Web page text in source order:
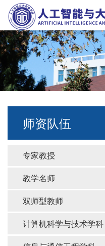
师资队伍
专家教授
教学名师
双师型教师
计算机科学与技术学科